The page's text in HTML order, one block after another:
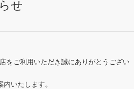
せ
をご利用いただき誠にありがとうござい
いたします。